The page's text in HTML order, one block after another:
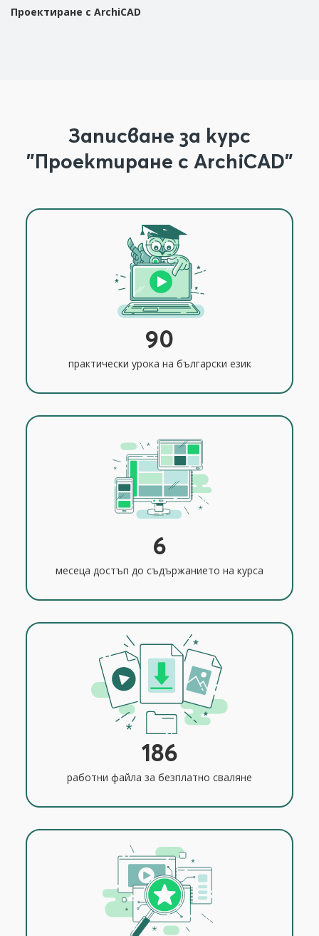
Проектиране с ArchiCAD
Записване за курс
"Проектиране с ArchiCAD"
90
практически урока на български език
6
месеца достъп до съдържанието на курса
186
работни файла за безплатно сваляне